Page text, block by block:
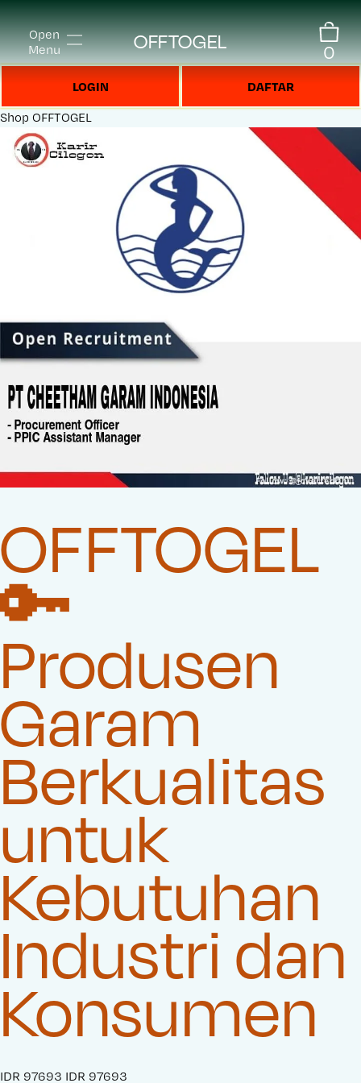
Open
Menu
OFFTOGEL 0
LOGIN DAFTAR
Shop OFFTOGEL
OFFTOGEL
🔑
Produsen
Garam
Berkualitas
untuk
Kebutuhan
Industri dan
Konsumen
S
IDR 97693 O
IDR 97693